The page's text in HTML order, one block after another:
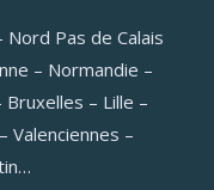
Pas de Calais
– Normandie –
– Lille –
Valenciennes –